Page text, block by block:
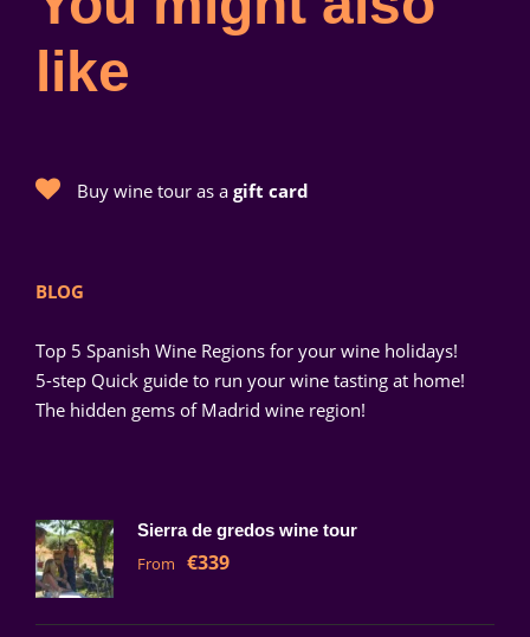
Fecha
Sábado 09 de Mayo de 2020
Hora
19:05 (hora Londres)
Lugar
like
Buy wine tour as a gift card
BLOG
Top 5 Spanish Wine Regions for your wine holidays!
5-step Quick guide to run your wine tasting at home!
The hidden gems of Madrid wine region!
Sierra de gredos wine tour
From €339